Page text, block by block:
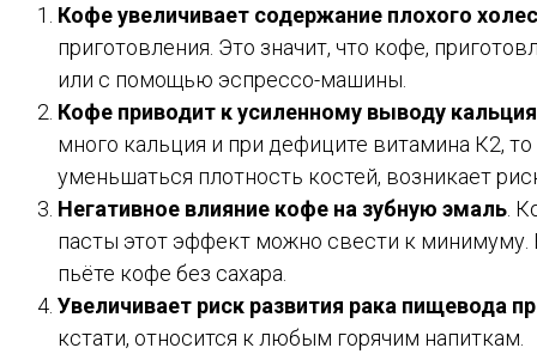
Кофе увеличивает содержание плохого
приготовления. Это значит, что кофе,
или с помощью эспрессо-машины.
Кофе приводит к усиленному выводу
много кальция и при дефиците витамина К2,
уменьшаться плотность костей, возникает
Негативное влияние кофе на зубную эмаль .
пасты этот эффект можно свести к
пьёте кофе без сахара.
Увеличивает риск развития рака пищевода
кстати, относится к любым горячим напиткам.